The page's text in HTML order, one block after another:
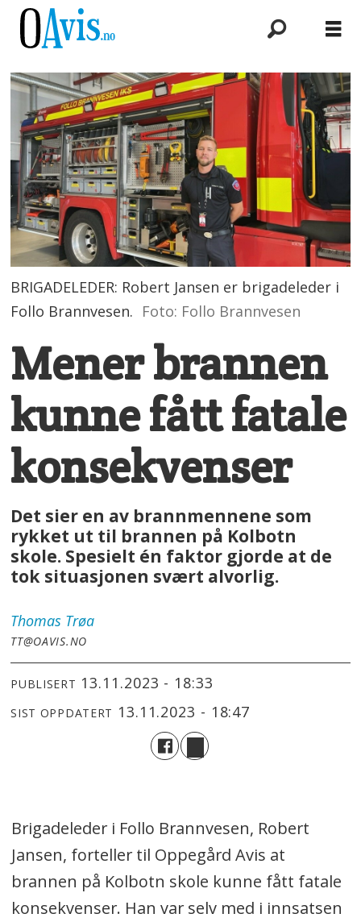
BRIGADELEDER: Robert Jansen er brigadeleder i
Follo Brannvesen. Foto: Follo Brannvesen
Mener brannen
kunne fått fatale
konsekvenser
Det sier en av brannmennene som
rykket ut til brannen på Kolbotn
skole. Spesielt én faktor gjorde at de
tok situasjonen svært alvorlig.
Thomas Trøa
TT@OAVIS.NO
PUBLISERT 13.11.2023 - 18:33
SIST OPPDATERT 13.11.2023 - 18:47
Brigadeleder i Follo Brannvesen, Robert
Jansen, forteller til Oppegård Avis at
brannen på Kolbotn skole kunne fått fatale
konsekvenser. Han var selv med i innsatsen